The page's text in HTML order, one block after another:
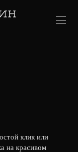
клик или
на красивом